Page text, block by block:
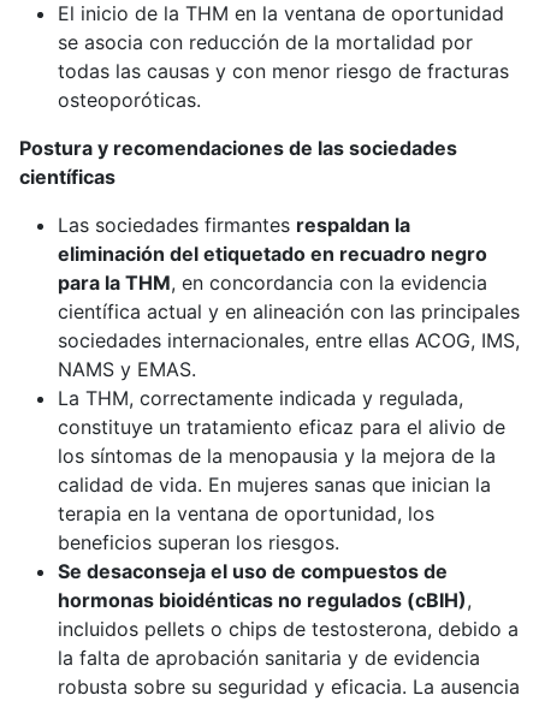
El inicio de la THM en la ventana de oportunidad
se asocia con reducción de la mortalidad por
todas las causas y con menor riesgo de fracturas
osteoporóticas.
Postura y recomendaciones de las sociedades
científicas
Las sociedades firmantes respaldan la
eliminación del etiquetado en recuadro negro
para la THM, en concordancia con la evidencia
científica actual y en alineación con las principales
sociedades internacionales, entre ellas ACOG, IMS,
NAMS y EMAS.
La THM, correctamente indicada y regulada,
constituye un tratamiento eficaz para el alivio de
los síntomas de la menopausia y la mejora de la
calidad de vida. En mujeres sanas que inician la
terapia en la ventana de oportunidad, los
beneficios superan los riesgos.
Se desaconseja el uso de compuestos de
hormonas bioidénticas no regulados (cBIH),
incluidos pellets o chips de testosterona, debido a
la falta de aprobación sanitaria y de evidencia
robusta sobre su seguridad y eficacia. La ausencia